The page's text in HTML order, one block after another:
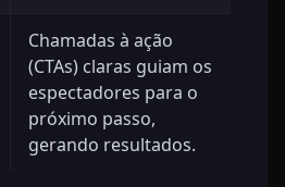
Chamadas à ação
(CTAs) claras guiam os
espectadores para o
próximo passo,
gerando resultados.